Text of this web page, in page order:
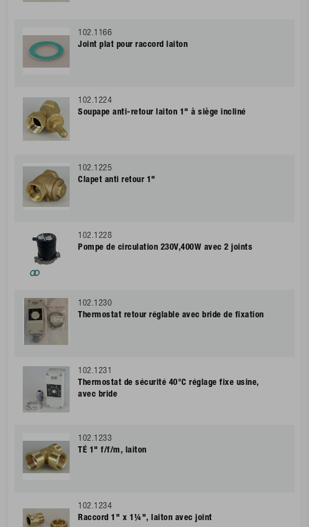
102.1166
Joint plat pour raccord laiton
102.1224
Soupape anti-retour laiton 1" à siège incliné
102.1225
Clapet anti retour 1"
102.1228
Pompe de circulation 230V,400W avec 2 joints
102.1230
Thermostat retour réglable avec bride de fixation
102.1231
Thermostat de sécurité 40°C réglage fixe usine,
avec bride
102.1233
TÉ 1" f/f/m, laiton
102.1234
Raccord 1" x 1¼", laiton avec joint